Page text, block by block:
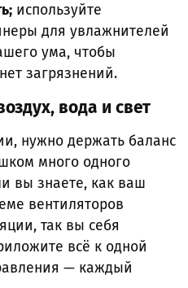
используйте
для увлажнителей
ума, чтобы
загрязнений.
вода и свет
нужно держать баланс
много одного
вы знаете, как ваш
вентиляторов
так вы себя
всё к одной
— каждый